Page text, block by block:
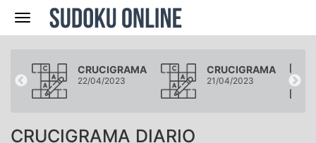
Navegación
CRUCIGRAMA
22/04/2023
CRUCIGRAMA
21/04/2023
CRUCIGRAMA DIARIO